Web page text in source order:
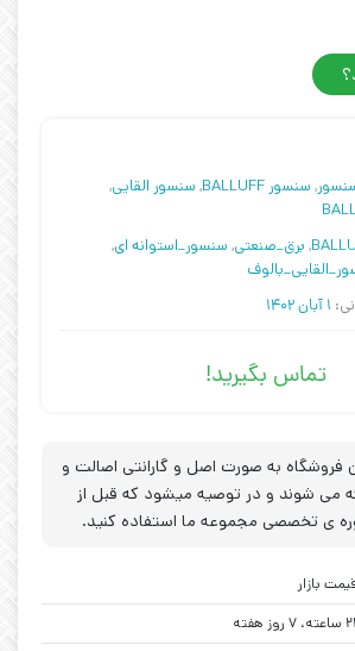
, سنسور BALLUFF , سنسور القایی,
, برق_صنعتی, سنسور_استوانه ای,
1 آبان 1402
تماس بگیرید!
فروشگاه به صورت اصل و گارانتی اصالت و
می شوند و در توصیه میشود که قبل از
ی تخصصی مجموعه ما استفاده کنید.
بازار